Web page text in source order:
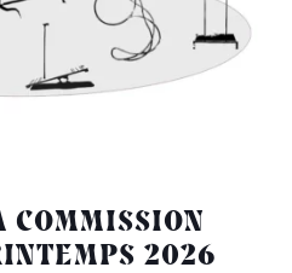
COMMISSION
2026